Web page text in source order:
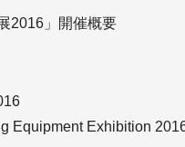
2016」開催概要
Equipment Exhibition